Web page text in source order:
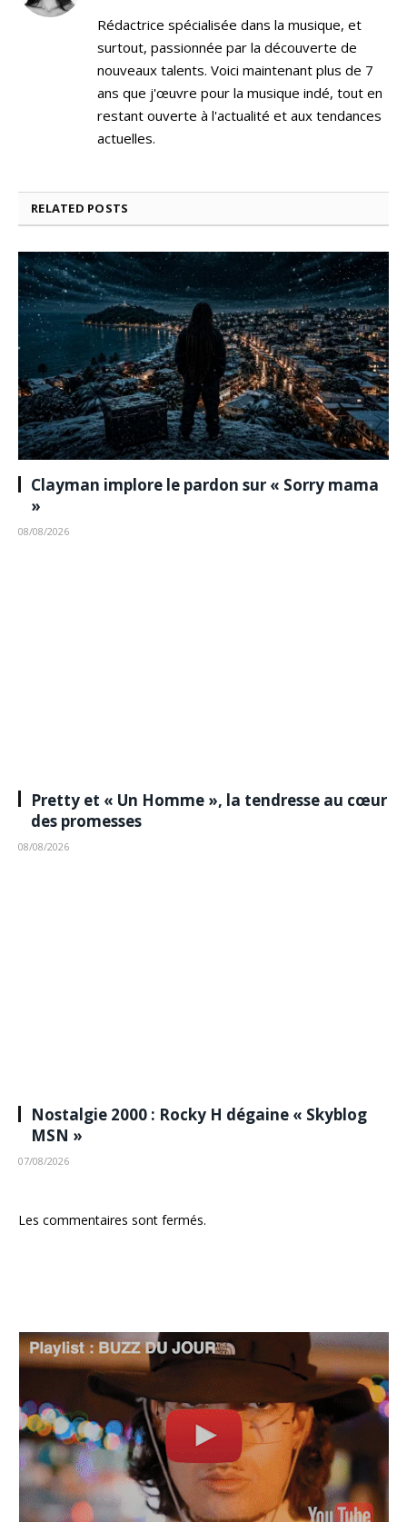
Rédactrice spécialisée dans la musique, et
surtout, passionnée par la découverte de
nouveaux talents. Voici maintenant plus de 7
ans que j'œuvre pour la musique indé, tout en
restant ouverte à l'actualité et aux tendances
actuelles.
RELATED POSTS
Clayman implore le pardon sur « Sorry mama
»
08/08/2026
Pretty et « Un Homme », la tendresse au cœur
des promesses
08/08/2026
Nostalgie 2000 : Rocky H dégaine « Skyblog
MSN »
07/08/2026
Les commentaires sont fermés.